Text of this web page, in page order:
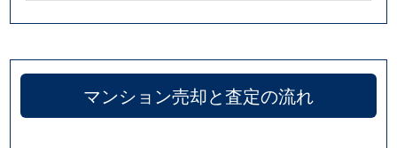
マンション売却と査定の流れ